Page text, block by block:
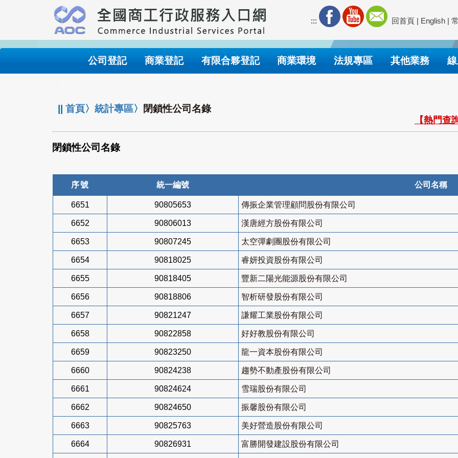
要
內
::: 回首頁 | English |
公司登記 商業登記 有限合夥登記 商業環境 法規專區 其他業務
||首頁〉統計專區〉 閉鎖性公司名錄
【熱門查
閉鎖性公司名錄
序號 統一編號 公司名稱
6651 90805653 傳振企業管理顧問股份有限公司
6652 90806013 漢唐經方股份有限公司
6653 90807245 太空彈劇團股份有限公司
6654 90818025 睿妍投資股份有限公司
6655 90818405 豐新二陽光能源股份有限公司
6656 90818806 智析研發股份有限公司
6657 90821247 謙耀工業股份有限公司
6658 90822858 好好教股份有限公司
6659 90823250 龍一資本股份有限公司
6660 90824238 趨勢不動產股份有限公司
6661 90824624 雪瑞股份有限公司
6662 90824650 振馨股份有限公司
6663 90825763 美好營造股份有限公司
6664 90826931 富勝開發建設股份有限公司